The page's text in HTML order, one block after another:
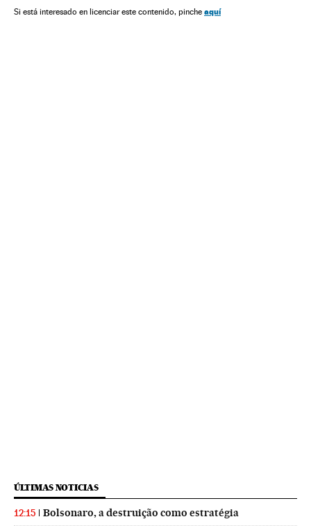
Acontecimentos Transporte aéreo América do Sul
Si está interesado en licenciar este contenido, pinche aquí
ÚLTIMAS NOTICIAS
12:15 Bolsonaro, a destruição como estratégia